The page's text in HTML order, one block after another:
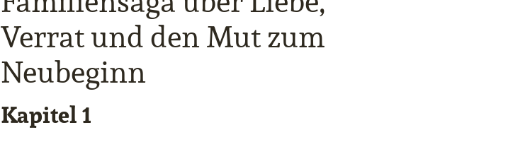
Verrat und den Mut zum
Neubeginn
Kapitel 1